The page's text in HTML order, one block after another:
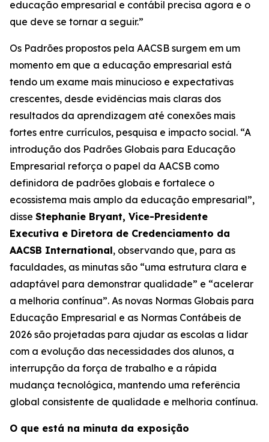
educação empresarial e contábil precisa agora e o
que deve se tornar a seguir.”
Os Padrões propostos pela AACSB surgem em um
momento em que a educação empresarial está
tendo um exame mais minucioso e expectativas
crescentes, desde evidências mais claras dos
resultados da aprendizagem até conexões mais
fortes entre currículos, pesquisa e impacto social. “A
introdução dos Padrões Globais para Educação
Empresarial reforça o papel da AACSB como
definidora de padrões globais e fortalece o
ecossistema mais amplo da educação empresarial”,
disse Stephanie Bryant, Vice-Presidente
Executiva e Diretora de Credenciamento da
AACSB International, observando que, para as
faculdades, as minutas são “uma estrutura clara e
adaptável para demonstrar qualidade” e “acelerar
a melhoria contínua”. As novas Normas Globais para
Educação Empresarial e as Normas Contábeis de
2026 são projetadas para ajudar as escolas a lidar
com a evolução das necessidades dos alunos, a
interrupção da força de trabalho e a rápida
mudança tecnológica, mantendo uma referência
global consistente de qualidade e melhoria contínua.
O que está na minuta da exposição